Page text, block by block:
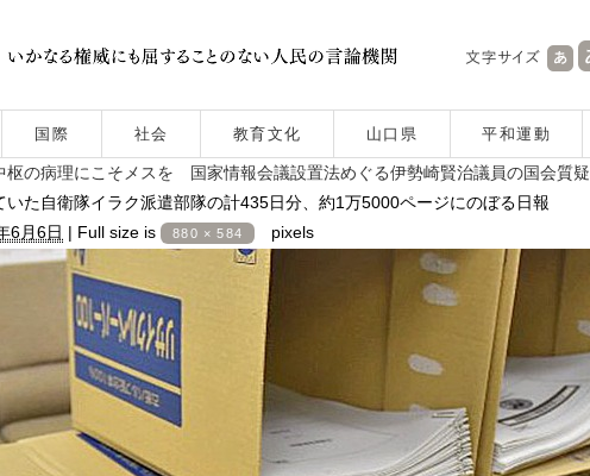
国際 社会 教育文化 山口県 平和運動
枢の病理にこそメスを 国家情報会議設置法めぐる伊勢崎賢治議員の国会質疑
た自衛隊イラク派遣部隊の計435日分、約1万5000ページにのぼる日報
6月6日 | Full size is 880 × 584 pixels